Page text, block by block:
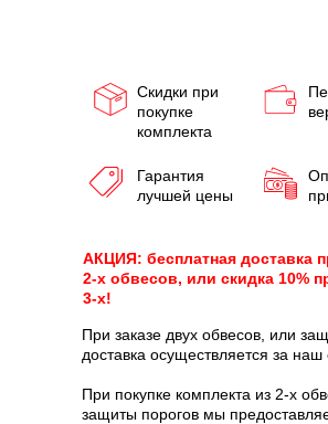
Скидки при
покупке
комплекта
Гарантия
лучшей цены
АКЦИЯ: бесплатная доставка
2-х обвесов, или скидка 10%
3-х!
При заказе двух обвесов, или
доставка осуществляется за наш
При покупке комплекта из 2-х
защиты порогов мы